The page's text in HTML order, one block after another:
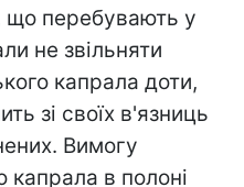
що перебувають у
не звільняти
капрала доти,
зі своїх в'язниць
Вимогу
капрала в полоні